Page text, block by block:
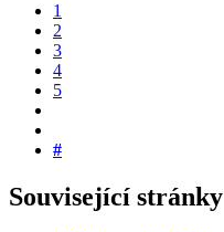
1
2
3
4
5
#
Související stránky